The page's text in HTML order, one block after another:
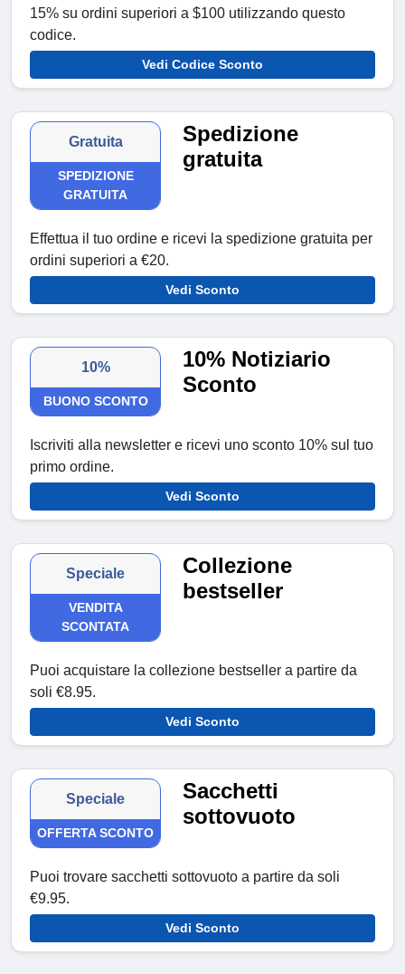
15% su ordini superiori a $100 utilizzando questo
codice.
Vedi Codice Sconto
Gratuita
SPEDIZIONE
GRATUITA
Spedizione
gratuita
Effettua il tuo ordine e ricevi la spedizione gratuita per
ordini superiori a €20.
Vedi Sconto
10%
BUONO SCONTO
10% Notiziario
Sconto
Iscriviti alla newsletter e ricevi uno sconto 10% sul tuo
primo ordine.
Vedi Sconto
Speciale
VENDITA
SCONTATA
Collezione
bestseller
Puoi acquistare la collezione bestseller a partire da
soli €8.95.
Vedi Sconto
Speciale
OFFERTA SCONTO
Sacchetti
sottovuoto
Puoi trovare sacchetti sottovuoto a partire da soli
€9.95.
Vedi Sconto